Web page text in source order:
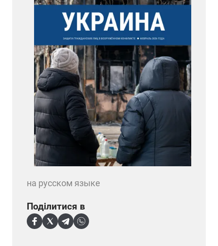
на русском языке
Поділитися в